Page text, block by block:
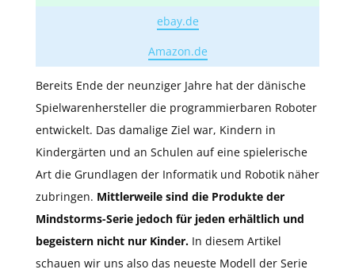
ebay.de
Amazon.de
Bereits Ende der neunziger Jahre hat der dänische
Spielwarenhersteller die programmierbaren Roboter
entwickelt. Das damalige Ziel war, Kindern in
Kindergärten und an Schulen auf eine spielerische
Art die Grundlagen der Informatik und Robotik näher
zubringen. Mittlerweile sind die Produkte der
Mindstorms-Serie jedoch für jeden erhältlich und
begeistern nicht nur Kinder. In diesem Artikel
schauen wir uns also das neueste Modell der Serie